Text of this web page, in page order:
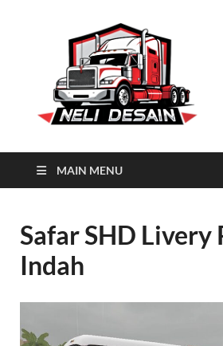
MAIN MENU
Safar SHD Livery
Indah